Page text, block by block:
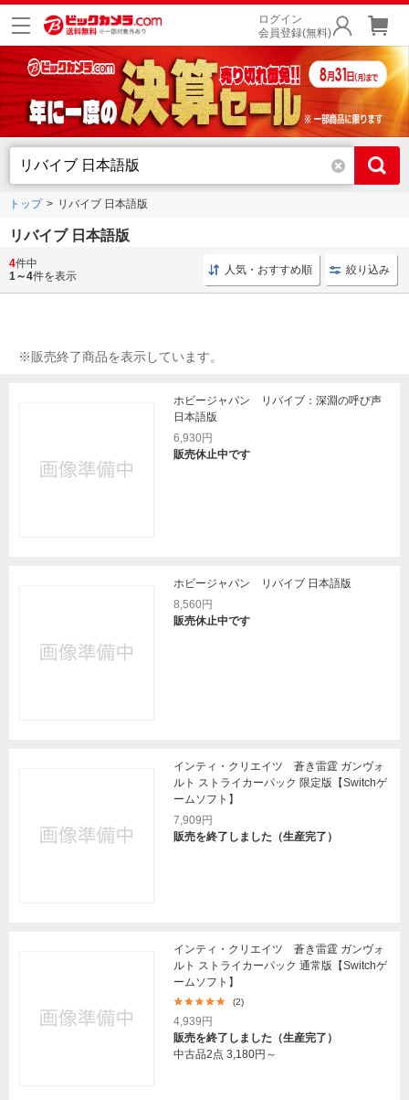
ログイン
会員登録(無料)
トップ リバイブ 日本語版
リバイブ 日本語版
Switch ゲームソフト ボードゲーム ホビージャパン
4件中
1～4件を表示 人気・おすすめ順 絞り込み
※販売終了商品を表示しています。
ホビージャパン リバイブ：深淵の呼び声
日本語版
6,930円
販売休止中です
ホビージャパン リバイブ 日本語版
8,560円
販売休止中です
インティ・クリエイツ 蒼き雷霆 ガンヴォ
ルト ストライカーパック 限定版【Switchゲ
ームソフト】
7,909円
販売を終了しました（生産完了）
インティ・クリエイツ 蒼き雷霆 ガンヴォ
ルト ストライカーパック 通常版【Switchゲ
ームソフト】
(2)
4,939円
販売を終了しました（生産完了）
中古品2点 3,180円～